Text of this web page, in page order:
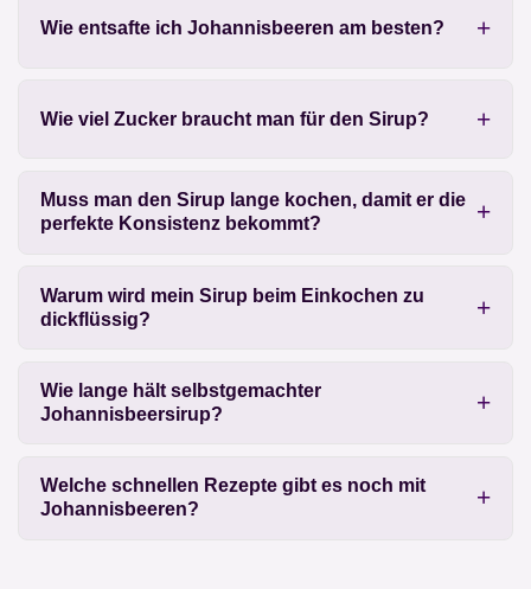
Wie entsafte ich Johannisbeeren am besten?
Wie viel Zucker braucht man für den Sirup?
Muss man den Sirup lange kochen, damit er die
perfekte Konsistenz bekommt?
Warum wird mein Sirup beim Einkochen zu
dickflüssig?
Wie lange hält selbstgemachter
Johannisbeersirup?
Welche schnellen Rezepte gibt es noch mit
Johannisbeeren?